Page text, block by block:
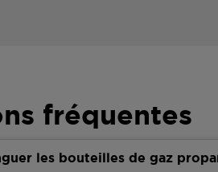
fréquentes
les bouteilles de gaz